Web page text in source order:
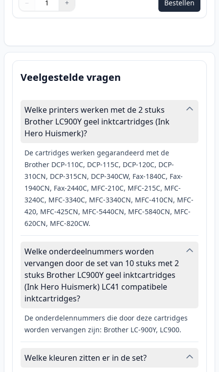
Aantal
Gebruik de knoppen om aan te passen
− +
Aantal 1 Bestellen
Veelgestelde vragen
Welke printers werken met de 2 stuks
Brother LC900Y geel inktcartridges (Ink
Hero Huismerk)?
De cartridges werken gegarandeerd met de
Brother DCP-110C, DCP-115C, DCP-120C, DCP-
310CN, DCP-315CN, DCP-340CW, Fax-1840C, Fax-
1940CN, Fax-2440C, MFC-210C, MFC-215C, MFC-
3240C, MFC-3340C, MFC-3340CN, MFC-410CN, MFC-
420, MFC-425CN, MFC-5440CN, MFC-5840CN, MFC-
620CN, MFC-820CW.
Welke onderdeelnummers worden
vervangen door de set van 10 stuks met 2
stuks Brother LC900Y geel inktcartridges
(Ink Hero Huismerk) LC41 compatibele
inktcartridges?
De onderdelennummers die door deze cartridges
worden vervangen zijn: Brother LC-900Y, LC900.
Welke kleuren zitten er in de set?